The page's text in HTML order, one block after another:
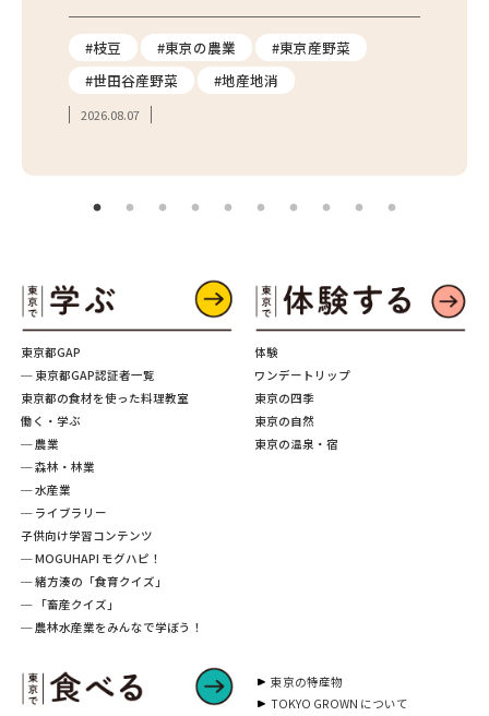
#枝豆 #東京の農業
#東京産野菜
#世田谷産野菜
#地産地消
2026.08.07
東京都GAP
─ 東京都GAP認証者一覧
東京都の食材を使った料理教室
働く・学ぶ
─ 農業
─ 森林・林業
─ 水産業
─ ライブラリー
子供向け学習コンテンツ
─ MOGUHAPI モグハピ！
─ 緒方湊の「食育クイズ」
─ 「畜産クイズ」
─ 農林水産業をみんなで学ぼう！
体験
ワンデートリップ
東京の四季
東京の自然
東京の温泉・宿
東京の特産物
TOKYO GROWN について